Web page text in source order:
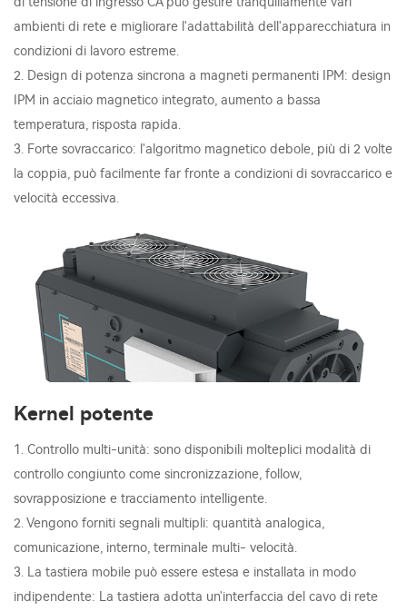
ambienti di rete e migliorare l'adattabilità dell'apparecchiatura in
condizioni di lavoro estreme.
2. Design di potenza sincrona a magneti permanenti IPM: design
IPM in acciaio magnetico integrato, aumento a bassa
temperatura, risposta rapida.
3. Forte sovraccarico: l'algoritmo magnetico debole, più di 2 volte
la coppia, può facilmente far fronte a condizioni di sovraccarico e
velocità eccessiva.
Kernel potente
1. Controllo multi-unità: sono disponibili molteplici modalità di
controllo congiunto come sincronizzazione, follow,
sovrapposizione e tracciamento intelligente.
2. Vengono forniti segnali multipli: quantità analogica,
comunicazione, interno, terminale multi- velocità.
3. La tastiera mobile può essere estesa e installata in modo
indipendente: La tastiera adotta un'interfaccia del cavo di rete